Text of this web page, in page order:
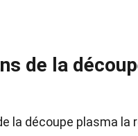
de la
la découpe plasma la